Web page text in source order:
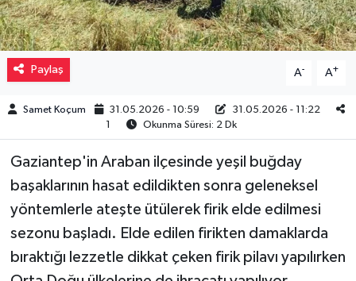
Paylaş A- A+
Samet Koçum 31.05.2026 - 10:59
31.05.2026 - 11:22
1
Okunma Süresi: 2 Dk
Gaziantep'in Araban ilçesinde yeşil buğday
başaklarının hasat edildikten sonra geleneksel
yöntemlerle ateşte ütülerek firik elde edilmesi
sezonu başladı. Elde edilen firikten damaklarda
bıraktığı lezzetle dikkat çeken firik pilavı yapılırken
Resmi İlanlar
Sağlık
Sinemalar
Siyaset
Teknoloji
Türkiye